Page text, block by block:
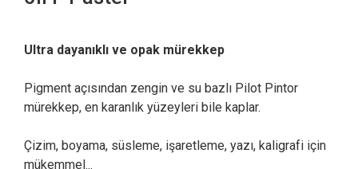
Ultra dayanıklı ve opak mürekkep
Pigment açısından zengin ve su bazlı Pilot Pintor
mürekkep, en karanlık yüzeyleri bile kaplar.
Çizim, boyama, süsleme, işaretleme, yazı, kaligrafi için
mükemmel...